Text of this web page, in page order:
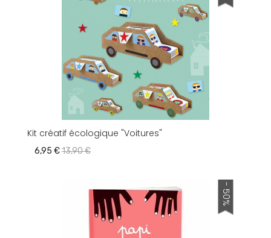
Kit créatif écologique "Voitures"
6,95 €13,90 €
- 50%